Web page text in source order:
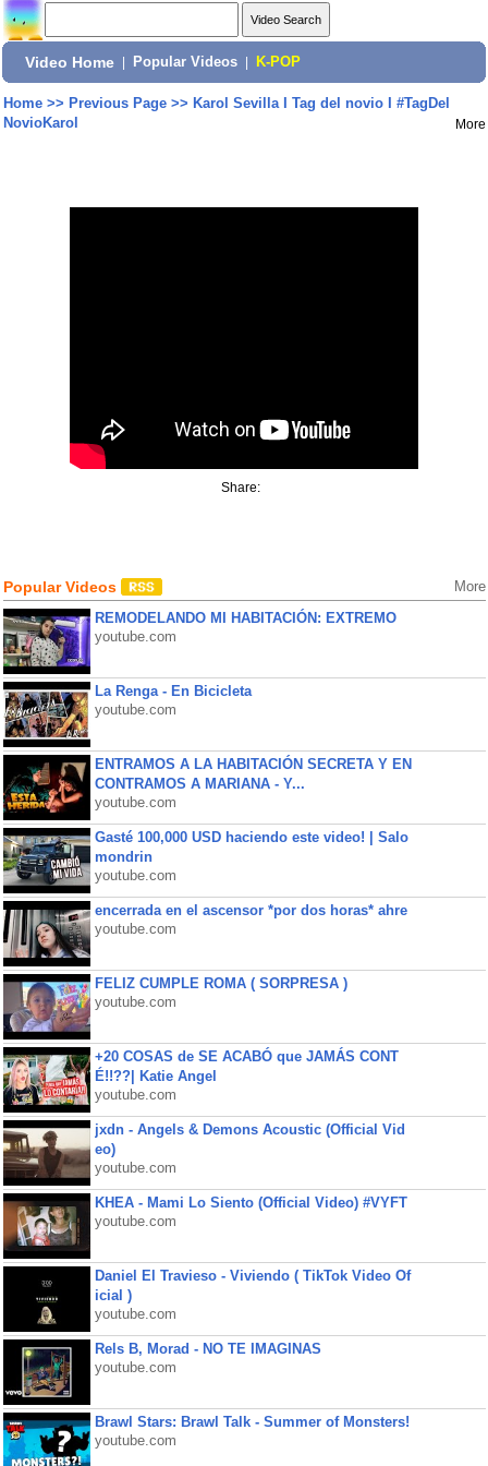
Video Home Popular Videos K-POP
Home>> Previous Page>> Karol Sevilla I Tag del novio I #TagDel
NovioKarol
More
Share:
Popular Videos More
REMODELANDO MI HABITACIÓN: EXTREMO
youtube.com
La Renga - En Bicicleta
youtube.com
ENTRAMOS A LA HABITACIÓN SECRETA Y EN
CONTRAMOS A MARIANA - Y...
youtube.com
Gasté 100,000 USD haciendo este video! | Salo
mondrin
youtube.com
encerrada en el ascensor *por dos horas* ahre
youtube.com
FELIZ CUMPLE ROMA ( SORPRESA )
youtube.com
+20 COSAS de SE ACABÓ que JAMÁS CONT
É!!??| Katie Angel
youtube.com
jxdn - Angels & Demons Acoustic (Official Vid
eo)
youtube.com
KHEA - Mami Lo Siento (Official Video) #VYFT
youtube.com
Daniel El Travieso - Viviendo ( TikTok Video Of
icial )
youtube.com
Rels B, Morad - NO TE IMAGINAS
youtube.com
Brawl Stars: Brawl Talk - Summer of Monsters!
youtube.com